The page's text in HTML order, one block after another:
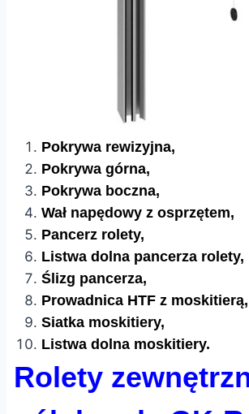
Pokrywa rewizyjna,
Pokrywa górna,
Pokrywa boczna,
Wał napędowy z osprzętem,
Pancerz rolety,
Listwa dolna pancerza rolety,
Ślizg pancerza,
Prowadnica HTF z moskitierą,
Siatka moskitiery,
Listwa dolna moskitiery.
Rolety